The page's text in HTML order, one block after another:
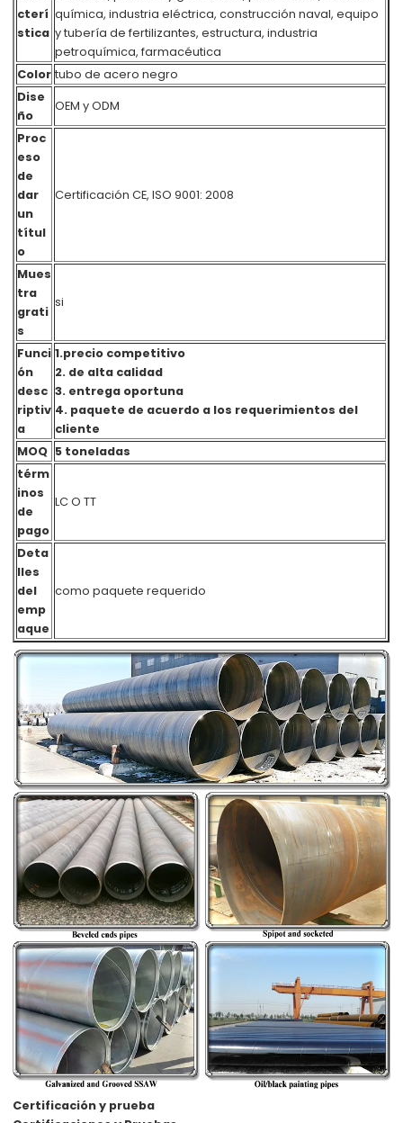
cterí
stica
química, industria eléctrica, construcción naval, equipo
y tubería de fertilizantes, estructura, industria
petroquímica, farmacéutica
Color tubo de acero negro
Dise
ño
OEM y ODM
Proc
eso
de
dar
un
títul
o
Certificación CE, ISO 9001: 2008
Mues
tra
grati
s
si
Funci
ón
desc
riptiv
a
1.precio competitivo
2. de alta calidad
3. entrega oportuna
4. paquete de acuerdo a los requerimientos del
cliente
MOQ 5 toneladas
térm
inos
de
pago
LC O TT
Deta
lles
del
emp
aque
como paquete requerido
Certificación y prueba